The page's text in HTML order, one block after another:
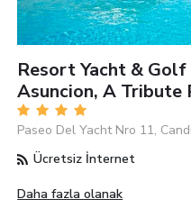
Resort Yacht &
Asuncion, A
Paseo Del Yacht Nro 11,
Ücretsiz İnternet
Daha fazla olanak